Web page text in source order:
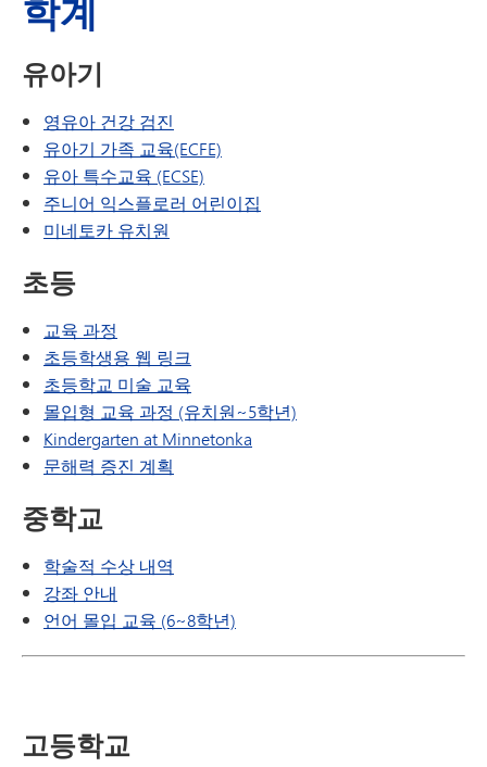
학계
유아기
영유아 건강 검진
유아기 가족 교육(ECFE)
유아 특수교육 (ECSE)
주니어 익스플로러 어린이집
미네토카 유치원
초등
교육 과정
초등학생용 웹 링크
초등학교 미술 교육
몰입형 교육 과정 (유치원~5학년)
Kindergarten at Minnetonka
문해력 증진 계획
중학교
학술적 수상 내역
강좌 안내
언어 몰입 교육 (6~8학년)
고등학교